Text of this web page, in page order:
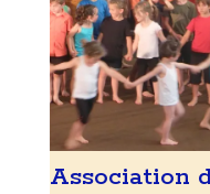
Association